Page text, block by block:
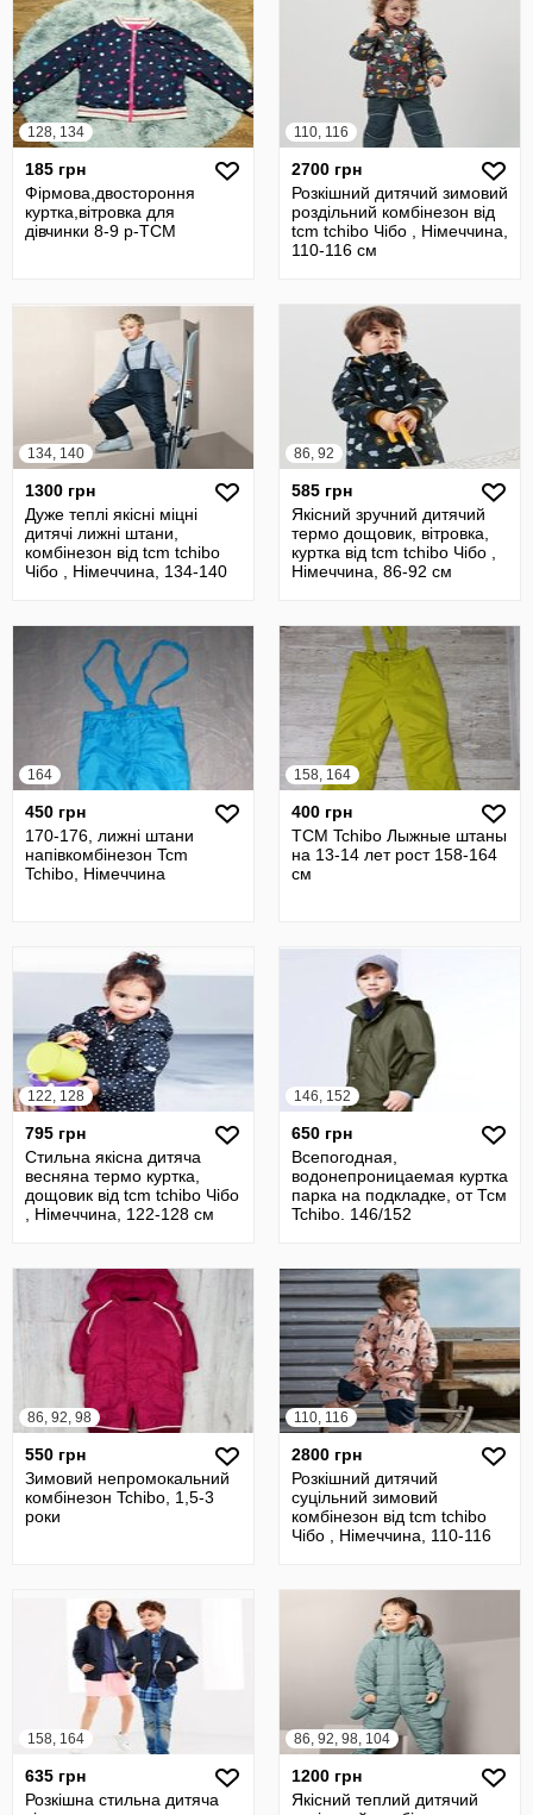
128, 134
185 грн
Фірмова,двостороння
куртка,вітровка для
дівчинки 8-9 р-TCM
110, 116
2700 грн
Розкішний дитячий зимовий
роздільний комбінезон від
tcm tchibo Чібо , Німеччина,
110-116 см
134, 140
1300 грн
Дуже теплі якісні міцні
дитячі лижні штани,
комбінезон від tcm tchibo
Чібо , Німеччина, 134-140
86, 92
585 грн
Якісний зручний дитячий
термо дощовик, вітровка,
куртка від tcm tchibo Чібо ,
Німеччина, 86-92 см
164
450 грн
170-176, лижні штани
напівкомбінезон Tcm
Tchibo, Німеччина
158, 164
400 грн
TCM Tchibo Лыжные штаны
на 13-14 лет рост 158-164
см
122, 128
795 грн
Стильна якісна дитяча
весняна термо куртка,
дощовик від tcm tchibo Чібо
, Німеччина, 122-128 см
146, 152
650 грн
Всепогодная,
водонепроницаемая куртка
парка на подкладке, от Тсм
Tchibo. 146/152
86, 92, 98
550 грн
Зимовий непромокальний
комбінезон Tchibo, 1,5-3
роки
110, 116
2800 грн
Розкішний дитячий
суцільний зимовий
комбінезон від tcm tchibo
Чібо , Німеччина, 110-116
158, 164
635 грн
Розкішна стильна дитяча
86, 92, 98, 104
1200 грн
Якісний теплий дитячий